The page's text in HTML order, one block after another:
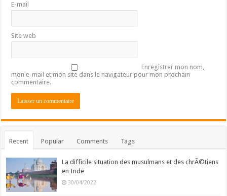
E-mail
Site web
Enregistrer mon nom,
mon e-mail et mon site dans le navigateur pour mon prochain
commentaire.
Recent Popular Comments Tags
La difficile situation des musulmans et des chrÃ©tiens
en Inde
30/04/2022